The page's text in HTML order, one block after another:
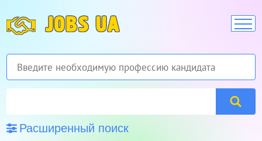
JOBS UA
Расширенный поиск